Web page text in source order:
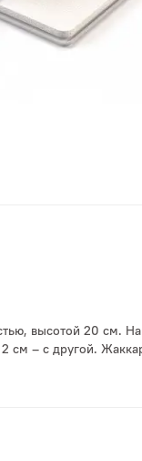
высотой 20 см.
см – с другой.